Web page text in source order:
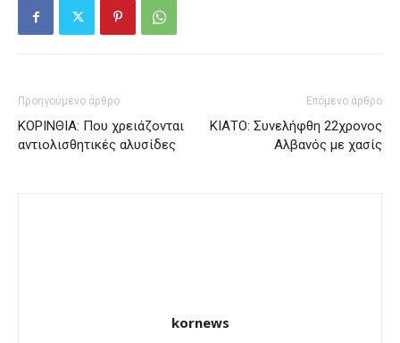
Προηγούμενο άρθρο
ΚΟΡΙΝΘΙΑ: Που χρειάζονται
αντιολισθητικές αλυσίδες
Επόμενο άρθρο
ΚΙΑΤΟ: Συνελήφθη 22χρονος
Αλβανός με χασίς
kornews